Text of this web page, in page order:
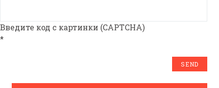
Введите код с картинки (CAPTCHA)
*